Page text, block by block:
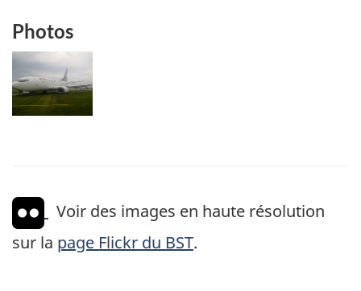
Photos
Image
Voir des images en haute résolution
sur la page Flickr du BST.